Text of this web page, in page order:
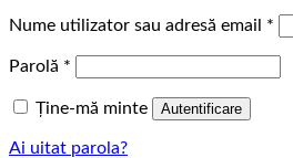
Nume utilizator sau adresă email *
Parolă *
Ține-mă minte Autentificare
Ai uitat parola?